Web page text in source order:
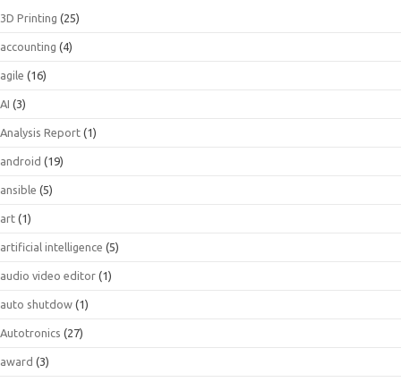
3D Printing (25)
accounting (4)
agile (16)
AI (3)
Analysis Report (1)
android (19)
ansible (5)
art (1)
artificial intelligence (5)
audio video editor (1)
auto shutdow (1)
Autotronics (27)
award (3)